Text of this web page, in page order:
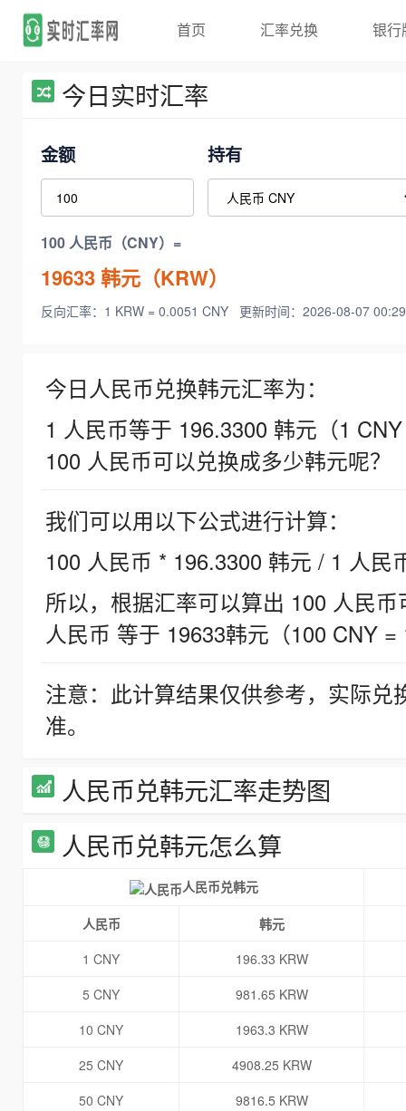
首页 汇率兑换 银行
今日实时汇率
金额 持有
100 人民币（CNY）=
19633韩元（KRW）
反向汇率：1 KRW = 0.0051 CNY 更新时间：2026-08-07
今日人民币兑换韩元汇率为：
1 人民币等于 196.3300 韩元（1
100 人民币可以兑换成多少韩元呢？
我们可以用以下公式进行计算：
100 人民币 * 196.3300 韩元 / 1 人民
所以，根据汇率可以算出 100 人民
人民币 等于 19633韩元（100 CNY =
注意：此计算结果仅供参考，实际
准。
人民币兑韩元汇率走势图
人民币兑韩元怎么算
人民币兑韩元
人民币
韩元
1 CNY
196.33 KRW
5 CNY
981.65 KRW
10 CNY
1963.3 KRW
25 CNY
4908.25 KRW
50 CNY
9816.5 KRW